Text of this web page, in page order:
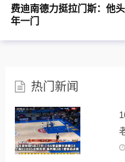
费迪南德力挺拉门斯：他
年一门
热门新闻